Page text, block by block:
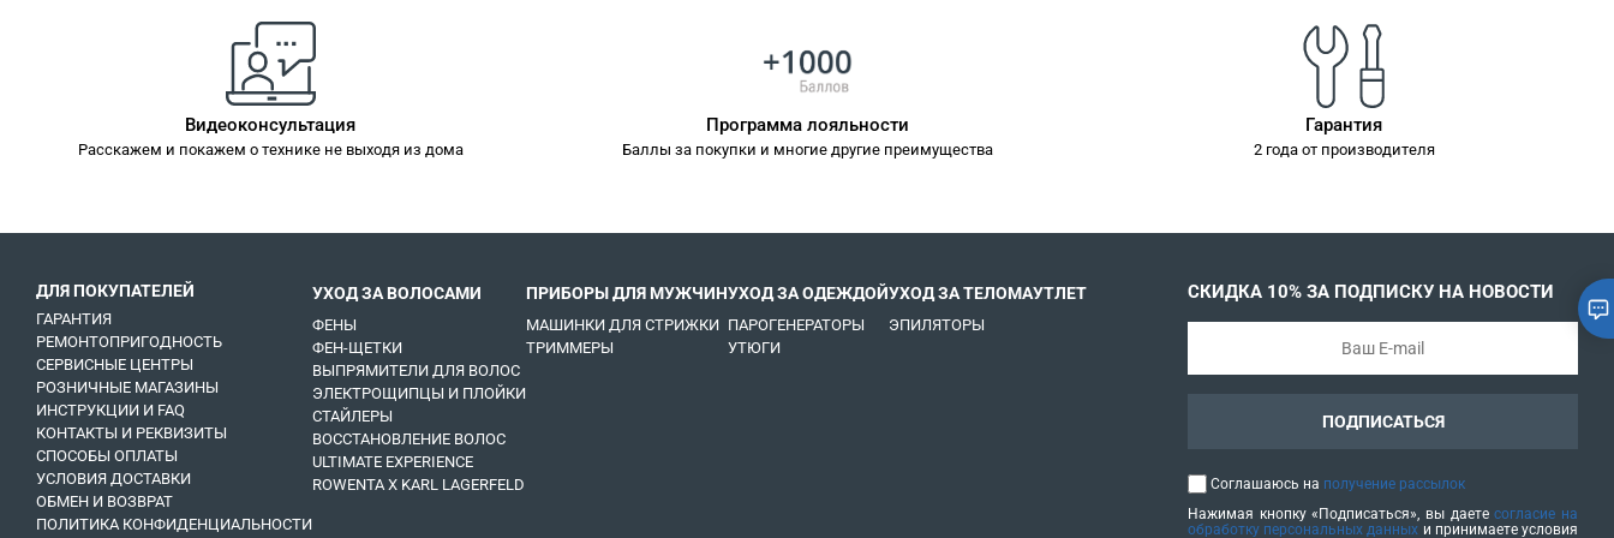
Видеоконсультация
Расскажем и покажем о технике не выходя из дома
Программа лояльности
Баллы за покупки и многие другие преимущества
Гарантия
2 года от производителя
ДЛЯ ПОКУПАТЕЛЕЙ
ГАРАНТИЯ
РЕМОНТОПРИГОДНОСТЬ
СЕРВИСНЫЕ ЦЕНТРЫ
РОЗНИЧНЫЕ МАГАЗИНЫ
ИНСТРУКЦИИ И FAQ
КОНТАКТЫ И РЕКВИЗИТЫ
СПОСОБЫ ОПЛАТЫ
УСЛОВИЯ ДОСТАВКИ
ОБМЕН И ВОЗВРАТ
ПОЛИТИКА КОНФИДЕНЦИАЛЬНОСТИ
УХОД ЗА ВОЛОСАМИ
ФЕНЫ
ФЕН-ЩЕТКИ
ВЫПРЯМИТЕЛИ ДЛЯ ВОЛОС
ЭЛЕКТРОЩИПЦЫ И ПЛОЙКИ
СТАЙЛЕРЫ
ВОССТАНОВЛЕНИЕ ВОЛОС
ULTIMATE EXPERIENCE
ROWENTA X KARL LAGERFELD
ПРИБОРЫ ДЛЯ МУЖЧИН
МАШИНКИ ДЛЯ СТРИЖКИ
ТРИММЕРЫ
УХОД ЗА ОДЕЖДОЙ
ПАРОГЕНЕРАТОРЫ
УТЮГИ
УХОД ЗА ТЕЛОМ
ЭПИЛЯТОРЫ
АУТЛЕТ СКИДКА 10% ЗА ПОДПИСКУ НА НОВОСТИ
ПОДПИСАТЬСЯ
Соглашаюсь на получение рассылок
Нажимая кнопку «Подписаться», вы даетесогласие на
обработку персональных данных и принимаете условия